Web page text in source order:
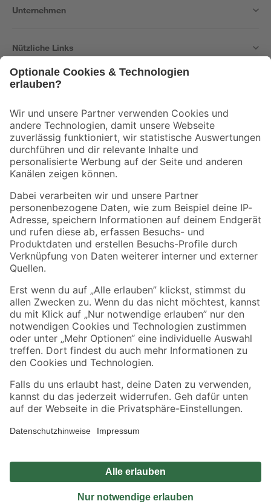
Unternehmen
Nützliche Links
Der toom Newsletter: Keine Angebote und Aktionen mehr verpassen!
Zur Newsletter Anmeldung
Folge uns
Zahlungsarten Versandarten
Sicher einkaufen
Jetzt die toom-App herunterladen
Alle Preisangaben in EUR inkl. gesetzl. MwSt.. Die dargestellten Angebote sind unter
Umständen nicht in allen Märkten verfügbar. Die angegebenen Verfügbarkeiten beziehen
Produkte nur solange der Vorrat reicht.
*Paketversand ab 59 € versandkostenfrei, gilt nicht für Artikel mit Speditionsversand, hier
Privatsphäre Impressum
Nutzungsbedingungen
Widerrufsrecht
Vertrag widerrufen